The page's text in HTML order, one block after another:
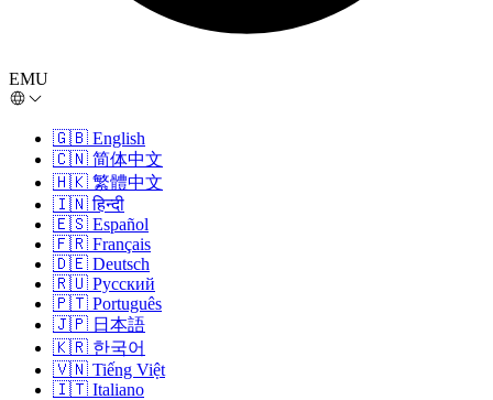
EMU
🇬🇧 English
🇨🇳 简体中文
🇭🇰 繁體中文
🇮🇳 हिन्दी
🇪🇸 Español
🇫🇷 Français
🇩🇪 Deutsch
🇷🇺 Русский
🇵🇹 Português
🇯🇵 日本語
🇰🇷 한국어
🇻🇳 Tiếng Việt
🇮🇹 Italiano